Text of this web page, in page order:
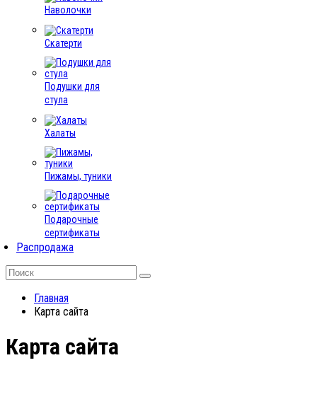
Наволочки
Скатерти
Подушки для
стула
Халаты
Пижамы, туники
Подарочные
сертификаты
Распродажа
Главная
Карта сайта
Карта сайта